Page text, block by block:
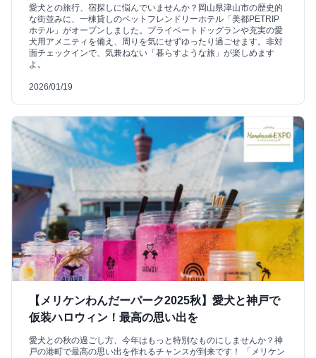
愛犬との旅行、宿探しに悩んでいませんか？岡山県津山市の歴史的
な街並みに、一棟貸しのペットフレンドリーホテル「美都PETRIP
ホテル」がオープンしました。プライベートドッグランや充実の愛
犬用アメニティを備え、周りを気にせずゆったり過ごせます。非対
面チェックインで、気兼ねない「暮らすような旅」が楽しめます
よ。
2026/01/19
【メリケンわんだーパーク2025秋】愛犬と神戸で
仮装ハロウィン！最高の思い出を
愛犬との秋の過ごし方、今年はもっと特別なものにしませんか？神
戸の港町で最高の思い出を作れるチャンスが到来です！ 「メリケン